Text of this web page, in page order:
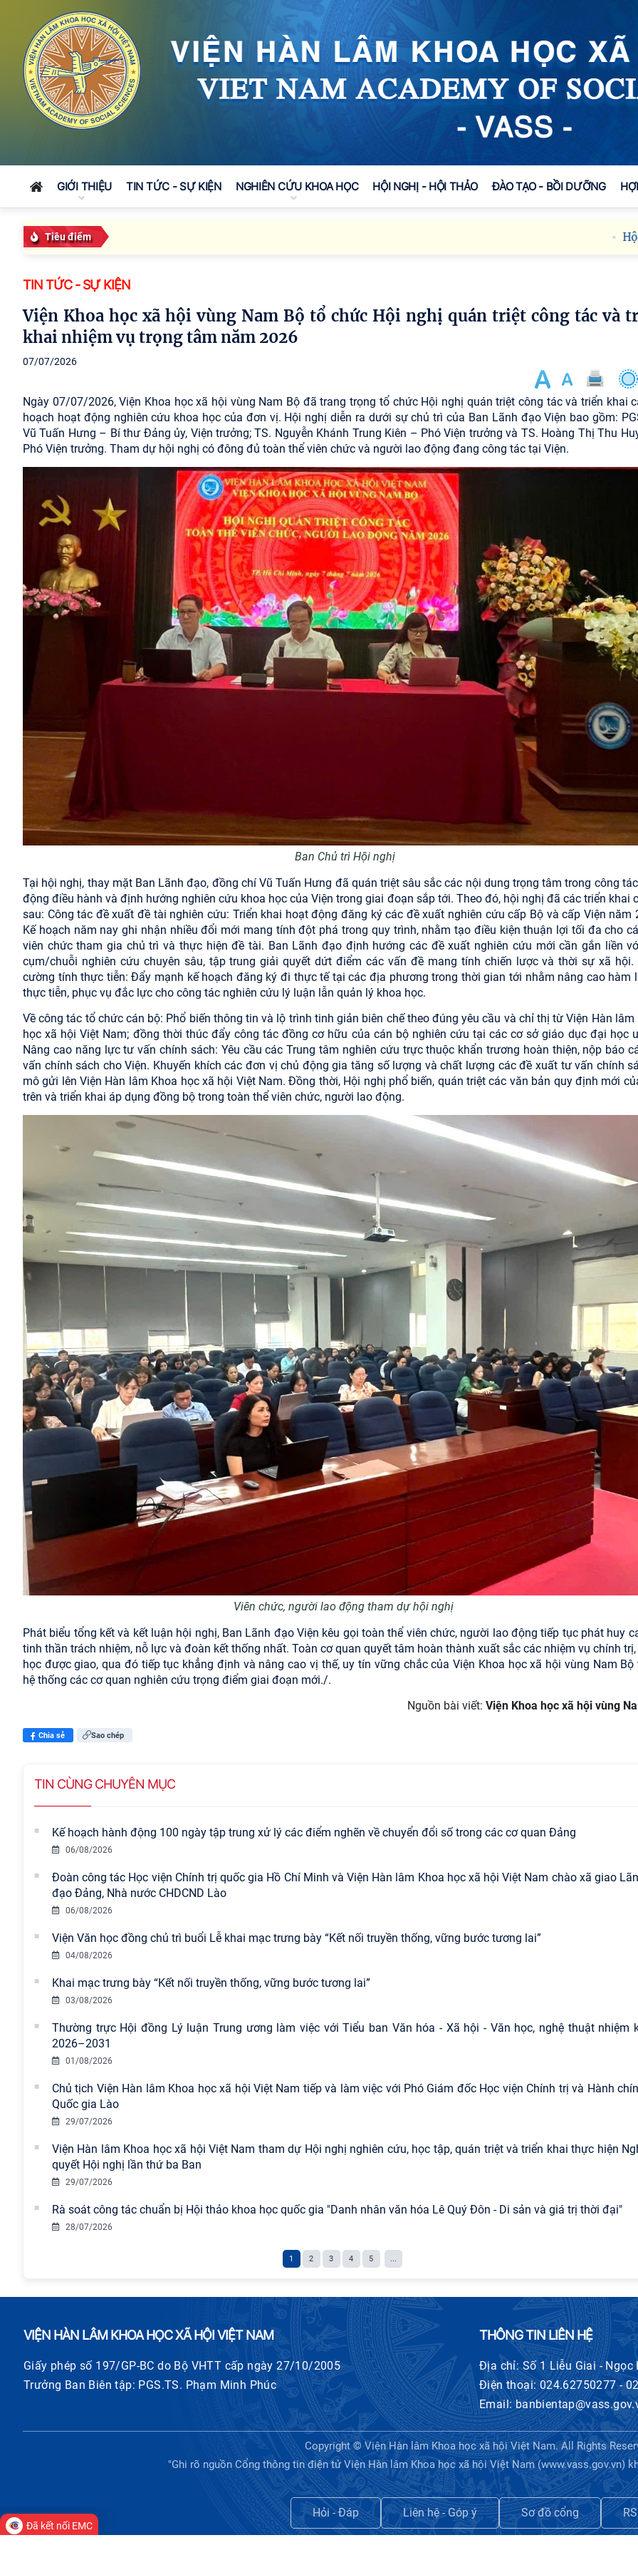
GIỚI THIỆU TIN TỨC - SỰ KIỆN NGHIÊN CỨU KHOA HỌC HỘI NGHỊ - HỘI THẢO ĐÀO TẠO - BỒI DƯỠNG
Tiêu điểm Hội
TIN TỨC - SỰ KIỆN
Viện Khoa học xã hội vùng Nam Bộ tổ chức Hội nghị quán triệt công tác và triển
khai nhiệm vụ trọng tâm năm 2026
07/07/2026
Ngày 07/07/2026, Viện Khoa học xã hội vùng Nam Bộ đã trang trọng tổ chức Hội nghị quán triệt công tác và triển khai
hoạch hoạt động nghiên cứu khoa học của đơn vị. Hội nghị diễn ra dưới sự chủ trì của Ban Lãnh đạo Viện bao gồm:
Vũ Tuấn Hưng – Bí thư Đảng ủy, Viện trưởng; TS. Nguyễn Khánh Trung Kiên – Phó Viện trưởng và TS. Hoàng Thị Thu
Phó Viện trưởng. Tham dự hội nghị có đông đủ toàn thể viên chức và người lao động đang công tác tại Viện.
Ban Chủ trì Hội nghị
Tại hội nghị, thay mặt Ban Lãnh đạo, đồng chí Vũ Tuấn Hưng đã quán triệt sâu sắc các nội dung trọng tâm trong công
động điều hành và định hướng nghiên cứu khoa học của Viện trong giai đoạn sắp tới. Theo đó, hội nghị đã các triển khai
sau: Công tác đề xuất đề tài nghiên cứu: Triển khai hoạt động đăng ký các đề xuất nghiên cứu cấp Bộ và cấp Viện năm
Kế hoạch năm nay ghi nhận nhiều đổi mới mang tính đột phá trong quy trình, nhằm tạo điều kiện thuận lợi tối đa cho
viên chức tham gia chủ trì và thực hiện đề tài. Ban Lãnh đạo định hướng các đề xuất nghiên cứu mới cần gắn liền
cụm/chuỗi nghiên cứu chuyên sâu, tập trung giải quyết dứt điểm các vấn đề mang tính chiến lược và thời sự xã hội.
cường tính thực tiễn: Đẩy mạnh kế hoạch đăng ký đi thực tế tại các địa phương trong thời gian tới nhằm nâng cao hàm
thực tiễn, phục vụ đắc lực cho công tác nghiên cứu lý luận lẫn quản lý khoa học.
Về công tác tổ chức cán bộ: Phổ biến thông tin và lộ trình tinh giản biên chế theo đúng yêu cầu và chỉ thị từ Viện Hàn lâm
học xã hội Việt Nam; đồng thời thúc đẩy công tác đồng cơ hữu của cán bộ nghiên cứu tại các cơ sở giáo dục đại học
Nâng cao năng lực tư vấn chính sách: Yêu cầu các Trung tâm nghiên cứu trực thuộc khẩn trương hoàn thiện, nộp báo
vấn chính sách cho Viện. Khuyến khích các đơn vị chủ động gia tăng số lượng và chất lượng các đề xuất tư vấn chính
mô gửi lên Viện Hàn lâm Khoa học xã hội Việt Nam. Đồng thời, Hội nghị phổ biến, quán triệt các văn bản quy định mới
trên và triển khai áp dụng đồng bộ trong toàn thể viên chức, người lao động.
Viên chức, người lao động tham dự hội nghị
Phát biểu tổng kết và kết luận hội nghị, Ban Lãnh đạo Viện kêu gọi toàn thể viên chức, người lao động tiếp tục phát huy
tinh thần trách nhiệm, nỗ lực và đoàn kết thống nhất. Toàn cơ quan quyết tâm hoàn thành xuất sắc các nhiệm vụ chính trị,
học được giao, qua đó tiếp tục khẳng định và nâng cao vị thế, uy tín vững chắc của Viện Khoa học xã hội vùng Nam Bộ
hệ thống các cơ quan nghiên cứu trọng điểm giai đoạn mới./.
Nguồn bài viết: Viện Khoa học xã hội vùng
Chia sẻ Sao chép
TIN CÙNG CHUYÊN MỤC
Kế hoạch hành động 100 ngày tập trung xử lý các điểm nghẽn về chuyển đổi số trong các cơ quan Đảng
06/08/2026
Đoàn công tác Học viện Chính trị quốc gia Hồ Chí Minh và Viện Hàn lâm Khoa học xã hội Việt Nam chào xã giao
đạo Đảng, Nhà nước CHDCND Lào
06/08/2026
Viện Văn học đồng chủ trì buổi Lễ khai mạc trưng bày “Kết nối truyền thống, vững bước tương lai”
04/08/2026
Khai mạc trưng bày “Kết nối truyền thống, vững bước tương lai”
03/08/2026
Thường trực Hội đồng Lý luận Trung ương làm việc với Tiểu ban Văn hóa - Xã hội - Văn học, nghệ thuật nhiệm
2026–2031
01/08/2026
Chủ tịch Viện Hàn lâm Khoa học xã hội Việt Nam tiếp và làm việc với Phó Giám đốc Học viện Chính trị và Hành
Quốc gia Lào
29/07/2026
Viện Hàn lâm Khoa học xã hội Việt Nam tham dự Hội nghị nghiên cứu, học tập, quán triệt và triển khai thực hiện
quyết Hội nghị lần thứ ba Ban
29/07/2026
Rà soát công tác chuẩn bị Hội thảo khoa học quốc gia "Danh nhân văn hóa Lê Quý Đôn - Di sản và giá trị thời đại"
28/07/2026
1 2 3 4 5 ...
VIỆN HÀN LÂM KHOA HỌC XÃ HỘI VIỆT NAM
Giấy phép số 197/GP-BC do Bộ VHTT cấp ngày 27/10/2005
Trưởng Ban Biên tập: PGS.TS. Phạm Minh Phúc
THÔNG TIN LIÊN HỆ
Địa chỉ: Số 1 Liễu Giai - Ngọc
Điện thoại: 024.62750277 -
Email:
Copyright © Viện Hàn lâm Khoa học xã hội Việt Nam. All Rights
"Ghi rõ nguồn Cổng thông tin điện tử Viện Hàn lâm Khoa học xã hội Việt Nam (www.vass.gov.vn)
Hỏi - Đáp Liên hệ - Góp ý Sơ đồ cổng
Đã kết nối EMC